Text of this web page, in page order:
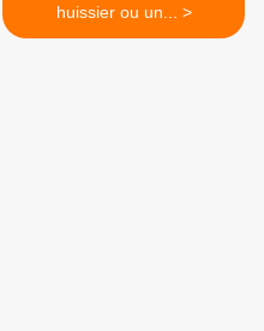
huissier ou un... >